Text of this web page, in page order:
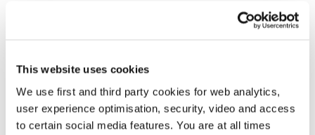
This website uses cookies
We use first and third party cookies for web analytics,
user experience optimisation, security, video and access
to certain social media features. You are at all times